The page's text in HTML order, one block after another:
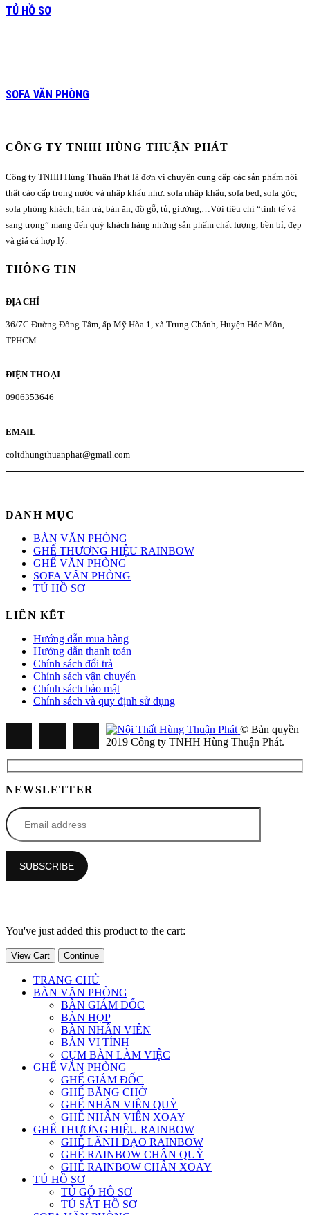
TỦ HỒ SƠ
SOFA VĂN PHÒNG
CÔNG TY TNHH HÙNG THUẬN PHÁT
Công ty TNHH Hùng Thuận Phát là đơn vị chuyên cung cấp các sản phẩm nội
thất cáo cấp trong nước và nhập khẩu như: sofa nhập khẩu, sofa bed, sofa góc,
sofa phòng khách, bàn trà, bàn ăn, đồ gỗ, tủ, giường,…Với tiêu chí “tinh tế và
sang trọng” mang đến quý khách hàng những sản phẩm chất lượng, bền bỉ, đẹp
và giá cả hợp lý.
THÔNG TIN
ĐỊA CHỈ
36/7C Đường Đồng Tâm, ấp Mỹ Hòa 1, xã Trung Chánh, Huyện Hóc Môn,
TPHCM
ĐIỆN THOẠI
0906353646
EMAIL
coltdhungthuanphat@gmail.com
DANH MỤC
BÀN VĂN PHÒNG
GHẾ THƯƠNG HIỆU RAINBOW
GHẾ VĂN PHÒNG
SOFA VĂN PHÒNG
TỦ HỒ SƠ
LIÊN KẾT
Hướng dẫn mua hàng
Hướng dẫn thanh toán
Chính sách đổi trả
Chính sách vận chuyển
Chính sách bảo mật
Chính sách và quy định sử dụng
© Bản quyền
2019 Công ty TNHH Hùng Thuận Phát.
NEWSLETTER
You've just added this product to the cart:
View Cart Continue
TRANG CHỦ
BÀN VĂN PHÒNG
BÀN GIÁM ĐỐC
BÀN HỌP
BÀN NHÂN VIÊN
BÀN VI TÍNH
CỤM BÀN LÀM VIỆC
GHẾ VĂN PHÒNG
GHẾ GIÁM ĐỐC
GHẾ BĂNG CHỜ
GHẾ NHÂN VIÊN QUỲ
GHẾ NHÂN VIÊN XOAY
GHẾ THƯƠNG HIỆU RAINBOW
GHẾ LÃNH ĐẠO RAINBOW
GHẾ RAINBOW CHÂN QUỲ
GHẾ RAINBOW CHÂN XOAY
TỦ HỒ SƠ
TỦ GỖ HỒ SƠ
TỦ SẮT HỒ SƠ